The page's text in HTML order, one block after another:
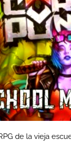
de la vieja